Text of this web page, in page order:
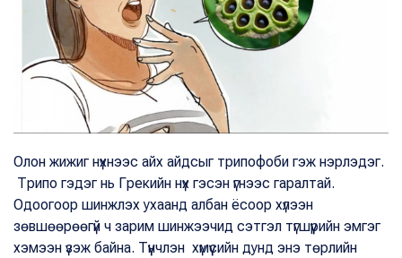
Олон жижиг нүхнээс айх айдсыг трипофоби гэж нэрлэдэг.
Трипо гэдэг нь Грекийн нүх гэсэн үгнээс гаралтай.
Одоогоор шинжлэх ухаанд албан ёсоор хүлээн
зөвшөөрөөгүй ч зарим шинжээчид сэтгэл түгшүүрийн эмгэг
хэмээн үзэж байна. Түүнчлэн хүмүүсийн дунд энэ төрлийн